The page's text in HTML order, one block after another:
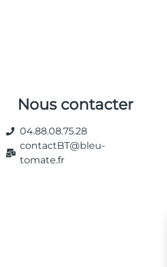
Nous contacter
04.88.08.75.28
contactBT@bleu-
tomate.fr